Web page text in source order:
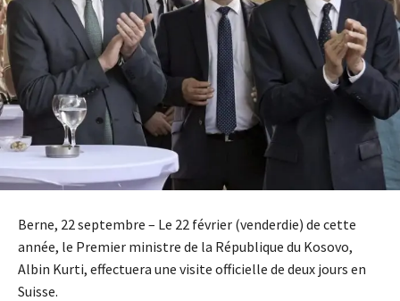
Berne, 22 septembre – Le 22 février (venderdie) de cette
année, le Premier ministre de la République du Kosovo,
Albin Kurti, effectuera une visite officielle de deux jours en
Suisse.